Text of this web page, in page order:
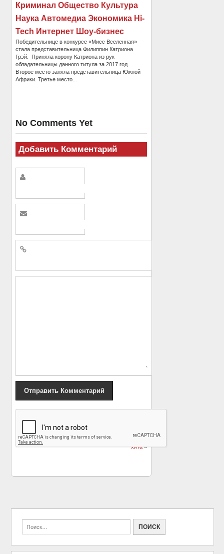
Криминал Общество Культура
Наука Автомедиа Экономика Hi-
Tech Интернет Шоу-бизнес
Победительнице в конкурсе «Мисс Вселенная»
стала представительница Филиппин Катриона
Грэй. Приняла корону Катриона из рук
обладательницы данного титула за 2017 год.
Второе место заняла представительница Южной
Африки. Третье место...
No Comments Yet
Добавить Комментарий
Вышел первый
трейлер хоррора
«Слендермен»
уличный певец сразил
хита»